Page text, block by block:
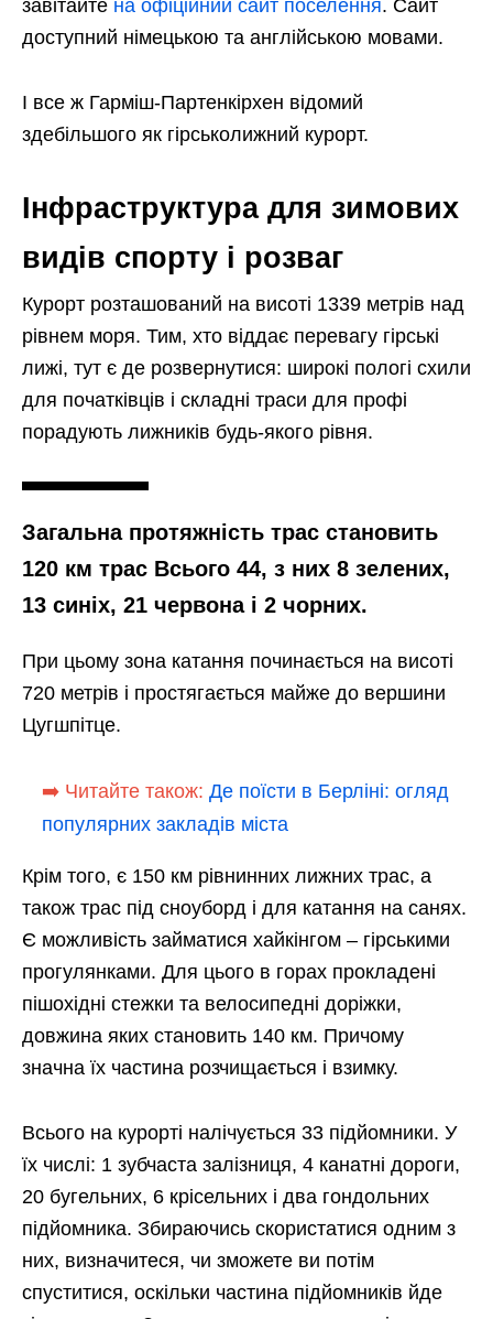
завітайте на офіційний сайт поселення. Сайт
доступний німецькою та англійською мовами.
І все ж Гарміш-Партенкірхен відомий
здебільшого як гірськолижний курорт.
Інфраструктура для зимових
видів спорту і розваг
Курорт розташований на висоті 1339 метрів над
рівнем моря. Тим, хто віддає перевагу гірські
лижі, тут є де розвернутися: широкі пологі схили
для початківців і складні траси для профі
порадують лижників будь-якого рівня.
Загальна протяжність трас становить
120 км трас Всього 44, з них 8 зелених,
13 синіх, 21 червона і 2 чорних.
При цьому зона катання починається на висоті
720 метрів і простягається майже до вершини
Цугшпітце.
➡️ Читайте також: Де поїсти в Берліні: огляд
популярних закладів міста
Крім того, є 150 км рівнинних лижних трас, а
також трас під сноуборд і для катання на санях.
Є можливість займатися хайкінгом – гірськими
прогулянками. Для цього в горах прокладені
пішохідні стежки та велосипедні доріжки,
довжина яких становить 140 км. Причому
значна їх частина розчищається і взимку.
Всього на курорті налічується 33 підйомники. У
їх числі: 1 зубчаста залізниця, 4 канатні дороги,
20 бугельних, 6 крісельних і два гондольних
підйомника. Збираючись скористатися одним з
них, визначитеся, чи зможете ви потім
спуститися, оскільки частина підйомників йде